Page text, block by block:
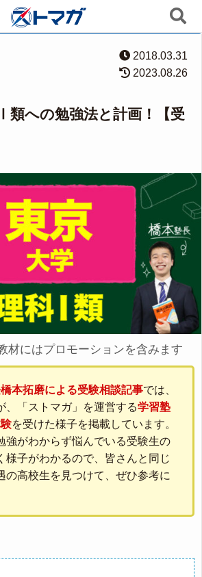
2018.03.31
2023.08.26
類への勉強法と計画！【受
材にはプロモーションを含みます
本拓磨による受験相談記事では、
、「ストマガ」を運営する学習塾
を受けた様子を掲載しています。
強がわからず悩んでいる受験生の
様子がわかるので、皆さんと同じ
の高校生を見つけて、ぜひ参考に